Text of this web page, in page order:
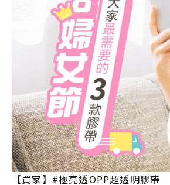
【買家】#極亮透OPP超透明膠帶